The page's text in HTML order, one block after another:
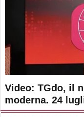
Video: TGdo, il
moderna. 24